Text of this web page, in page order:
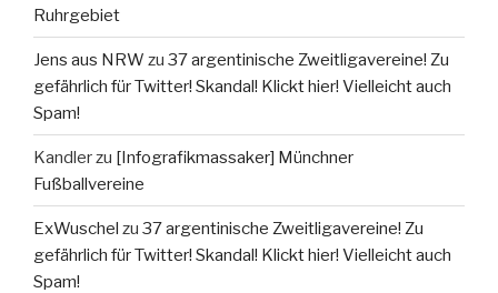
Ruhrgebiet
Jens aus NRW zu 37 argentinische Zweitligavereine! Zu
gefährlich für Twitter! Skandal! Klickt hier! Vielleicht auch
Spam!
Kandlerzu [Infografikmassaker] Münchner
Fußballvereine
ExWuschel zu 37 argentinische Zweitligavereine! Zu
gefährlich für Twitter! Skandal! Klickt hier! Vielleicht auch
Spam!